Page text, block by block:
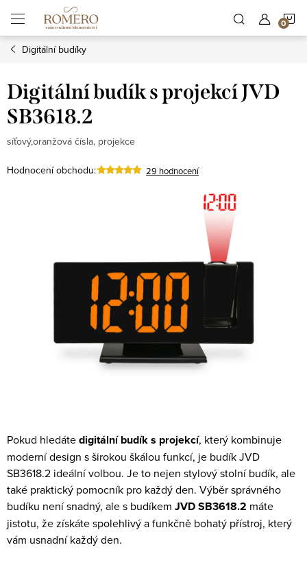
obsah
Digitální budíky
Digitální budík s projekcí JVD
SB3618.2
síťový,oranžová čísla, projekce
Hodnocení obchodu: 29 hodnocení
Pokud hledátedigitální budík s projekcí, který kombinuje
moderní design s širokou škálou funkcí, je budík JVD
SB3618.2 ideální volbou. Je to nejen stylový stolní budík, ale
také praktický pomocník pro každý den. Výběr správného
budíku není snadný, ale s budíkem JVD SB3618.2 máte
jistotu, že získáte spolehlivý a funkčně bohatý přístroj, který
vám usnadní každý den.